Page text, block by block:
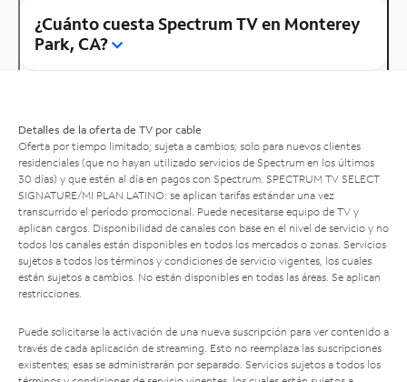
¿Cuánto cuesta Spectrum TV en Monterey
Park, CA?
Detalles de la oferta de TV por cable
Oferta por tiempo limitado; sujeta a cambios; solo para nuevos clientes
residenciales (que no hayan utilizado servicios de Spectrum en los últimos
30 días) y que estén al día en pagos con Spectrum. SPECTRUM TV SELECT
SIGNATURE/MI PLAN LATINO: se aplican tarifas estándar una vez
transcurrido el período promocional. Puede necesitarse equipo de TV y
aplican cargos. Disponibilidad de canales con base en el nivel de servicio y no
todos los canales están disponibles en todos los mercados o zonas. Servicios
sujetos a todos los términos y condiciones de servicio vigentes, los cuales
están sujetos a cambios. No están disponibles en todas las áreas. Se aplican
restricciones.
Puede solicitarse la activación de una nueva suscripción para ver contenido a
través de cada aplicación de streaming. Esto no reemplaza las suscripciones
existentes; esas se administrarán por separado. Servicios sujetos a todos los